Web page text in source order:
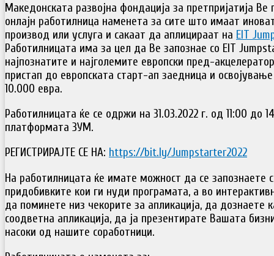
Македонската развојна фондација за претпријатија
онлајн работилница наменета за сите што имаат
производ или услуга и сакаат да аплицираат на EIT
Работилницата има за цел да Ве запознае со EIT
најпознатите и најголемите европски пред-
пристап до европската старт-ап заедница и
10.000 евра.
Работилницата ќе се одржи на 31.03.2022 г. од 11:00 до
платформата ЗУМ.
РЕГИСТРИРАЈТЕ СЕ НА: https://bit.ly/Jumpstarter2022
На работилницата ќе имате можност да се запознаете
придобивките кои ги нуди програмата, а во
да поминете низ чекорите за апликација, да дознаете
соодветна апликација, да ја презентирате Вашата
насоки од нашите соработници.